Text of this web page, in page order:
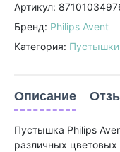
Артикул:
Бренд: Philips Avent
Категория:
Описание
Пустышка Philips
различных